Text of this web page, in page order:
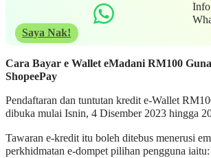
Info
Saya Nak!
Cara Bayar e Wallet eMadani RM100
ShopeePay
Pendaftaran dan tuntutan kredit e-Wallet
dibuka mulai Isnin, 4 Disember 2023 hingga
Tawaran e-kredit itu boleh ditebus menerusi
perkhidmatan e-dompet pilihan pengguna iaitu: